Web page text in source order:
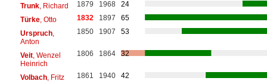
Trunk, Richard 1879 1968
24
Türke, Otto 1832 1897
65
Urspruch,
Anton
1850 1907 53
Veit, Wenzel
Heinrich
1806 1864 32
Volbach, Fritz 1861 1940
42